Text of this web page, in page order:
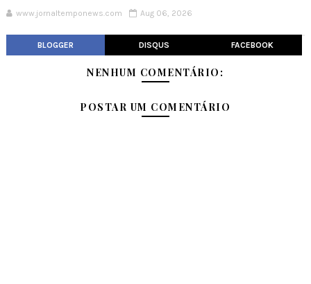
www.jornaltemponews.com Aug 06, 2026
BLOGGER DISQUS FACEBOOK
NENHUM COMENTÁRIO:
POSTAR UM COMENTÁRIO